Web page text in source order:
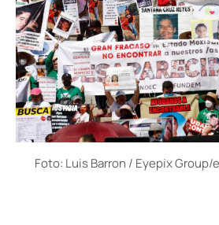
Foto: Luis Barron / Eyepix Group/